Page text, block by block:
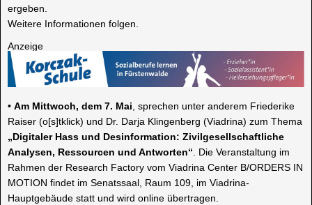
ergeben.
Weitere Informationen folgen.
Anzeige
• Am Mittwoch, dem 7. Mai, sprechen unter anderem Friederike
Raiser (o[s]tklick) und Dr. Darja Klingenberg (Viadrina) zum Thema
„DigitalerHass und Desinformation: Zivilgesellschaftliche
Analysen, Ressourcen und Antworten“. Die Veranstaltung im
Rahmen der Research Factory vom Viadrina Center B/ORDERS IN
MOTION findet im Senatssaal, Raum 109, im Viadrina-
Hauptgebäude statt und wird online übertragen.